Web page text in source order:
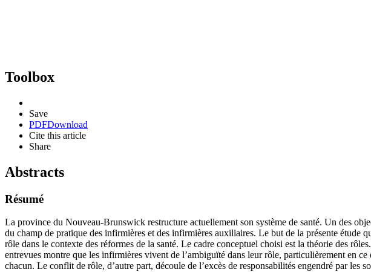
Toolbox
Save
PDFDownload
Cite this article
Share
Abstracts
Résumé
La province du Nouveau-Brunswick restructure actuellement son système de santé. Un des
du champ de pratique des infirmières et des infirmières auxiliaires. Le but de la présente étude
rôle dans le contexte des réformes de la santé. Le cadre conceptuel choisi est la théorie des
entrevues montre que les infirmières vivent de l’ambiguïté dans leur rôle, particulièrement en
chacun. Le conflit de rôle, d’autre part, découle de l’excès de responsabilités engendré par les